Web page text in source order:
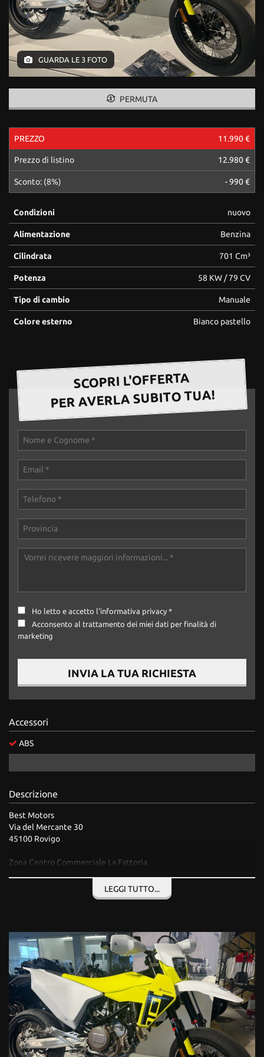
GUARDA LE 3 FOTO
PERMUTA
PREZZO 11.990 €
Prezzo di listino 12.980 €
Sconto: (8%) - 990 €
Condizioni nuovo
Alimentazione Benzina
Cilindrata 701 Cm³
Potenza 58 KW / 79 CV
Tipo di cambio Manuale
Colore esterno Bianco pastello
SCOPRI L'OFFERTA
PER AVERLA SUBITO TUA!
Ho letto e accetto l'informativa privacy *
Acconsento al trattamento dei miei dati per finalità di
marketing
INVIA LA TUA RICHIESTA
Accessori
ABS
Descrizione
Best Motors
Via del Mercante 30
45100 Rovigo
Zona Centro Commerciale La Fattoria
Referente commerciale per contatti:
tel +39 335 1017686
marcello.pavarin@bestmotors.com
www.bestmotors.com
LEGGI TUTTO...
tracciamento
che
adottiamo
per
offrire
le
funzionalità
e
le
di
descritte.
Per
ottenere
maggiori
sull'utilità
sul
funzionamento
questi
strumenti
di
tracciamento
si
policy.
Puoi
rivedere
e
modificare
le
tue
scelte
momento.
Cookie delle preferenze
Cookie analitici
Cookie di marketing
Leggi
Salva
le
impostazioni